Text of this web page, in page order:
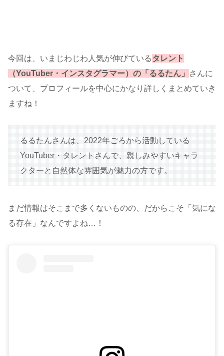
今回は、いまじわじわ人気が伸びている タレント
（YouTuber・インスタグラマー）の「るるたん」
さんに
ついて、プロフィールを中心にかなり詳しくまとめていき
ますね！
るるたんさんは、2022年ごろから活動している
YouTuber・タレントさんで、親しみやすいキャラ
クターと自然体な雰囲気が魅力の方です。
まだ情報はそこまで多くないものの、だからこそ「気にな
る存在」なんですよね…！